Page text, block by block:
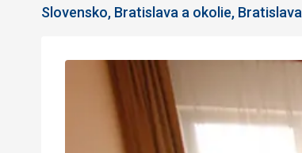
Slovensko, Bratislava a okolie, Bratislava